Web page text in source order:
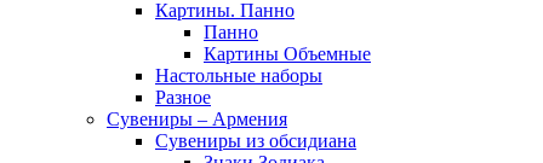
Картины. Панно
Панно
Картины Объемные
Настольные наборы
Разное
Сувениры – Армения
Сувениры из обсидиана